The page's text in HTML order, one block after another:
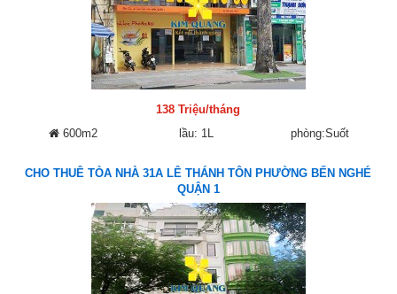
138 Triệu/tháng
600m2
lầu: 1L phòng:Suốt
CHO THUÊ TÒA NHÀ 31A LÊ THÁNH TÔN PHƯỜNG BẾN NGHÉ
QUẬN 1